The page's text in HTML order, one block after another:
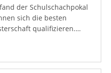
der Schulschachpokal
sich die besten
qualifizieren.…